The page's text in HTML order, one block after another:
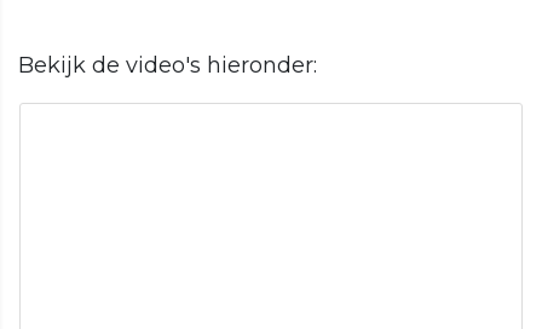
Bekijk de video's hieronder: